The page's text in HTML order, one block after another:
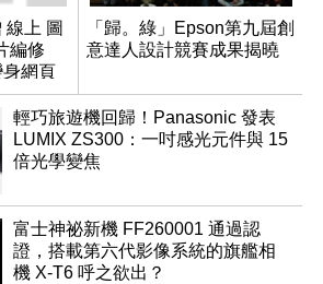
線上 圖
編修
網頁
「歸。綠」Epson第九屆創
意達人設計競賽成果揭曉
輕巧旅遊機回歸！Panasonic 發表
LUMIX ZS300：一吋感光元件與 15
倍光學變焦
富士神祕新機 FF260001 通過認
證，搭載第六代影像系統的旗艦相
機 X-T6 呼之欲出？